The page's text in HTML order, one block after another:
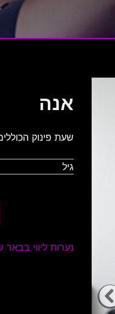
אנה
שעת פינוק
גיל
נערות ליווי